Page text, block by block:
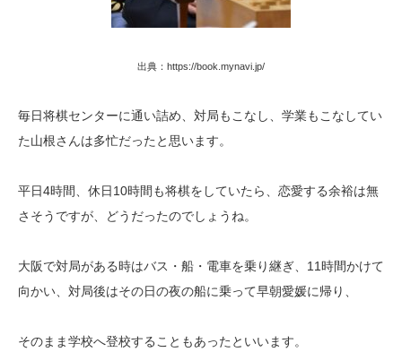
出典：https://book.mynavi.jp/
毎日将棋センターに通い詰め、対局もこなし、学業もこなしてい
た山根さんは多忙だったと思います。
平日4時間、休日10時間も将棋をしていたら、恋愛する余裕は無
さそうですが、どうだったのでしょうね。
大阪で対局がある時はバス・船・電車を乗り継ぎ、11時間かけて
向かい、対局後はその日の夜の船に乗って早朝愛媛に帰り、
そのまま学校へ登校することもあったといいます。